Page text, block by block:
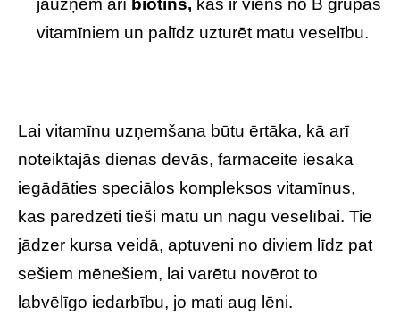
jāuzņem arī biotīns, kas ir viens no B grupas
vitamīniem un palīdz uzturēt matu veselību.
Lai vitamīnu uzņemšana būtu ērtāka, kā arī
noteiktajās dienas devās, farmaceite iesaka
iegādāties speciālos kompleksos vitamīnus,
kas paredzēti tieši matu un nagu veselībai. Tie
jādzer kursa veidā, aptuveni no diviem līdz pat
sešiem mēnešiem, lai varētu novērot to
labvēlīgo iedarbību, jo mati aug lēni.